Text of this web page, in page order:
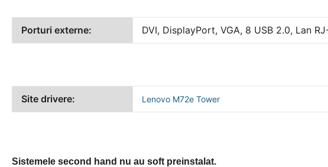
Porturi externe: DVI, DisplayPort, VGA, 8 USB 2.0, Lan
Site drivere: Lenovo M72e Tower
Sistemele second hand nu au soft preinstalat.